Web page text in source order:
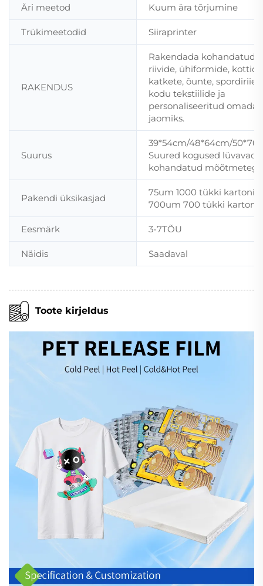
Äri meetod Kuum ära tõrjumine
Trükimeetodid Siiraprinter
RAKENDUS
Rakendada kohandatud
riivide, ühiformide,
katkete, õunte,
kodu tekstiilide ja
personaliseeritud
jaomiks.
Suurus
39*54cm/48*64cm/
Suured kogused lüvavad
kohandatud mõõtmetega
Pakendi üksikasjad
75um 1000 tükki
700um 700 tükki
Eesmärk 3-7TÕU
Näidis Saadaval
Toote kirjeldus